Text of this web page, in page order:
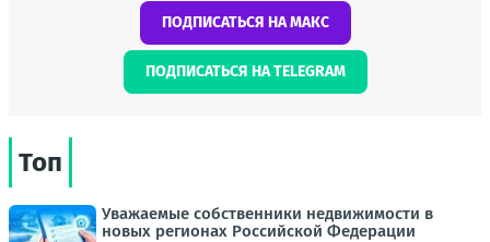
ПОДПИСАТЬСЯ НА МАКС
ПОДПИСАТЬСЯ НА TELEGRAM
Топ
Уважаемые собственники недвижимости в
новых регионах Российской Федерации